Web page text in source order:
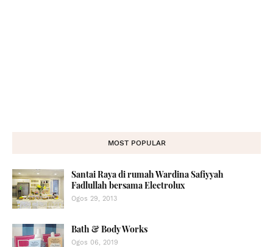
MOST POPULAR
Santai Raya di rumah Wardina Safiyyah
Fadlullah bersama Electrolux
Ogos 29, 2013
Bath & Body Works
Ogos 06, 2019